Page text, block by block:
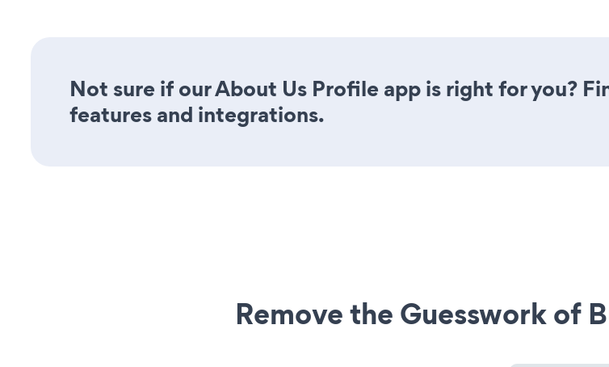
Not sure if our About Us Profile app is right for you?
features and integrations.
Remove the Guesswork of